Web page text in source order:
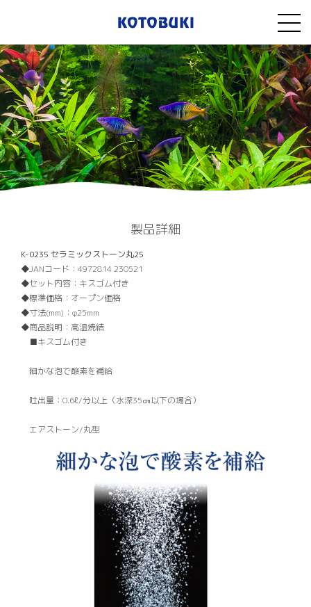
製品詳細
K-0235 セラミックストーン丸25
JANコード： 4972814 230521
セット内容： キスゴム付き
標準価格： オープン価格
寸法(mm)： φ25mm
商品説明： 高温焼結
■キスゴム付き
細かな泡で酸素を補給
吐出量：0.6ℓ/分以上（水深35㎝以下の場合）
エアストーン/丸型